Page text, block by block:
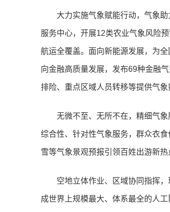
大力实施气象赋能行动，气象
服务中心，开展12类农业气象风险
航运全覆盖。面向新能源发展，为
向金融高质量发展，发布69种金融
排险、重点区域人员转移等提供气象
无微不至、无所不在，精细气
综合性、针对性气象服务，群众衣
雪等气象景观预报引领百姓出游新热
空地立体作业、区域协同指挥
成世界上规模最大、体系最全的人